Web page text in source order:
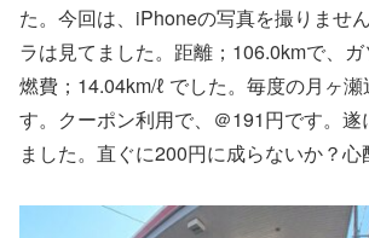
た。今回は、iPhoneの写真を撮りませ
ラは見てました。距離；106.0kmで、
燃費；14.04km/ℓ でした。毎度の月ヶ
す。クーポン利用で、＠191円です。遂
ました。直ぐに200円に成らないか？心